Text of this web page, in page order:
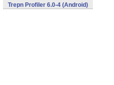
Trepn Profiler 6.0-4 (Android)